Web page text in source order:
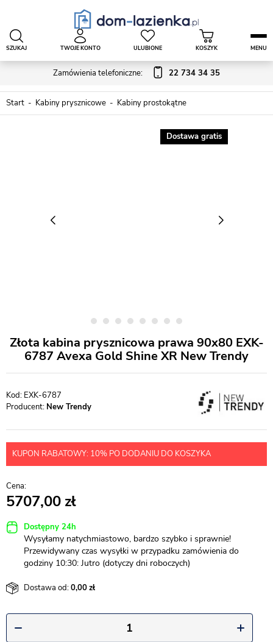
Zamówienia telefoniczne: 22 734 34 35
SZUKAJ TWOJE KONTO ULUBIONE KOSZYK MENU
Start Kabiny prysznicowe Kabiny prostokątne
Dostawa gratis
Złota kabina prysznicowa prawa 90x80 EXK-
6787 Avexa Gold Shine XR New Trendy
EXK-6787
Producent: New Trendy
KUPON RABATOWY: 10% PO DODANIU DO KOSZYKA
5707,00
Dostępny 24h
Wysyłamy natychmiastowo, bardzo szybko i sprawnie!
Przewidywany czas wysyłki w przypadku zamówienia do
godziny 10:30: Jutro (dotyczy dni roboczych)
Dostawa od:0,00